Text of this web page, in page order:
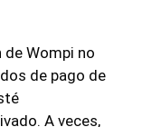
de Wompi no
de pago de
A veces,